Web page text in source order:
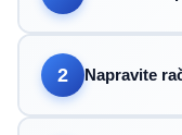
2 Napravite